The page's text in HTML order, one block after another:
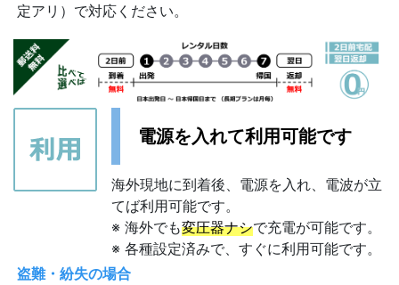
定アリ）で対応ください。
電源を入れて利用可能です
海外現地に到着後、電源を入れ、電波が立
てば利用可能です。
※ 海外でも変圧器ナシで充電が可能です。
※ 各種設定済みで、すぐに利用可能です。
盗難・紛失の場合